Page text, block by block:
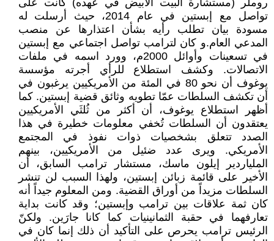
روملر (مستشارة البيت الأبيض في عهده) كانت على
تواصل مع إبستين في عام 2014، حيث أرسلت له
مسودة بيان تطلب رأيه بشأن اعتذارها عن منصب
المدعي العام.و كان لترامب تواصل اجتماعي مع إبستين
في تسعينات وأوائل 2000م، وورد اسمه في ملفات
الاتصالات. وكشف استطلاع للرأي أجرته مؤسسة
يوغوف أن نحو 80 في المئة من الأمريكيين يرغبون في
أن تكشف السلطات عمّا تطويه وثائق قضية إبستين. كما
أظهر استطلاع يوغوف، أن أكثر من ثُلثَي الأمريكيين
يعتقدون أن السلطات تُخفي معلومات خطيرة في هذا
الصدد تتعلق بشخصيات ذوات نفوذ في المجتمع
الأمريكي. ويرى عدد ضئيل من الأمريكيين، بينهم
الملياردير إيلون ماسك، مستشار ترامب السابق، أن
الأخير على قائمة زبائن إبستين، ولهذا السبب لن تنشر
السلطات مزيداً من أوراق القضية. ومن المعلوم جيداً أنه
كان ثمة علاقات بين ترامب وإبستين؛ وقد كانت بداية
تعارفهما في حقبة الثمانينيات كما كانا جارَين. ولكنّ
الرئيس ترامب يحرص على التأكيد أن ذلك إنما كان في